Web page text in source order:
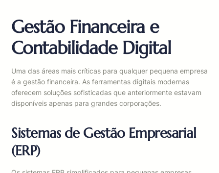
Gestão Financeira e
Contabilidade Digital
Uma das áreas mais críticas para qualquer pequena empresa
é a gestão financeira. As ferramentas digitais modernas
oferecem soluções sofisticadas que anteriormente estavam
disponíveis apenas para grandes corporações.
Sistemas de Gestão Empresarial
(ERP)